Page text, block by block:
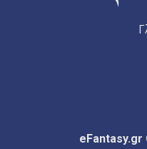
eFantasy.gr